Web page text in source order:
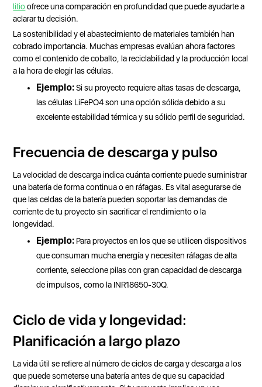
litioofrece una comparación en profundidad que puede ayudarte a
aclarar tu decisión.
La sostenibilidad y el abastecimiento de materiales también han
cobrado importancia. Muchas empresas evalúan ahora factores
como el contenido de cobalto, la reciclabilidad y la producción local
a la hora de elegir las células.
Ejemplo:Si su proyecto requiere altas tasas de descarga,
las células LiFePO4 son una opción sólida debido a su
excelente estabilidad térmica y su sólido perfil de seguridad.
Frecuencia de descarga y pulso
La velocidad de descarga indica cuánta corriente puede suministrar
una batería de forma continua o en ráfagas. Es vital asegurarse de
que las celdas de la batería pueden soportar las demandas de
corriente de tu proyecto sin sacrificar el rendimiento o la
longevidad.
Ejemplo: Para proyectos en los que se utilicen dispositivos
que consuman mucha energía y necesiten ráfagas de alta
corriente, seleccione pilas con gran capacidad de descarga
de impulsos, como la INR18650-30Q.
Ciclo de vida y longevidad:
Planificación a largo plazo
La vida útil se refiere al número de ciclos de carga y descarga a los
que puede someterse una batería antes de que su capacidad